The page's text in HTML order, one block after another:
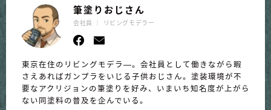
筆塗りおじさん
会社員 ｜ リビングモデラー
東京在住のリビングモデラ―。会社員として働きながら暇
さえあればガンプラをいじる子供おじさん。塗装環境が不
要なアクリジョンの筆塗りを好み、いまいち知名度が上がら
ない同塗料の普及を企んでいる。